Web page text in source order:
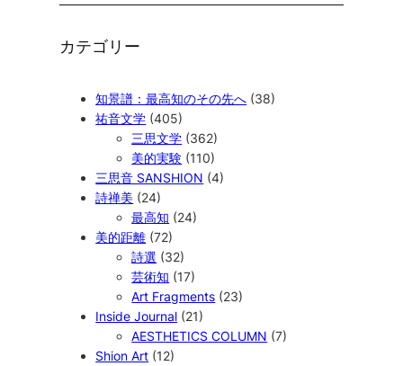
カテゴリー
知景譜：最高知のその先へ (38)
祐音文学 (405)
三思文学 (362)
美的実験 (110)
三思音 SANSHION (4)
詩禅美 (24)
最高知 (24)
美的距離 (72)
詩選 (32)
芸術知 (17)
Art Fragments (23)
Inside Journal (21)
AESTHETICS COLUMN (7)
Shion Art (12)